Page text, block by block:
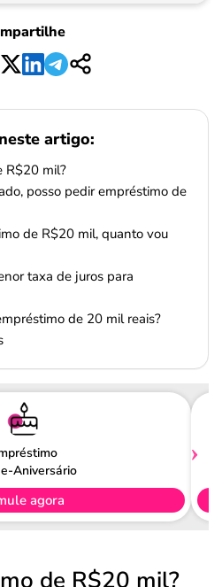
artigo:
R$20 mil?
posso pedir empréstimo de
de R$20 mil, quanto vou
taxa de juros para
de 20 mil reais?
Aniversário
agora
de R$20 mil?